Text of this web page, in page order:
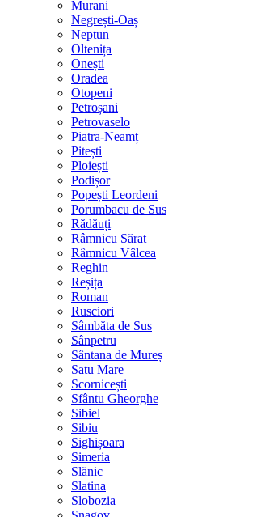
Murani
Negrești-Oaș
Neptun
Oltenița
Onești
Oradea
Otopeni
Petroșani
Petrovaselo
Piatra-Neamț
Pitești
Ploiești
Podișor
Popești Leordeni
Porumbacu de Sus
Rădăuți
Râmnicu Sărat
Râmnicu Vâlcea
Reghin
Reșița
Roman
Rusciori
Sâmbăta de Sus
Sânpetru
Sântana de Mureș
Satu Mare
Scornicești
Sfântu Gheorghe
Sibiel
Sibiu
Sighișoara
Simeria
Slănic
Slatina
Slobozia